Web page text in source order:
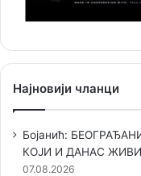
Најновији чланци
Бојанић:
КОЈИ И ДАНАС
07.08.2026